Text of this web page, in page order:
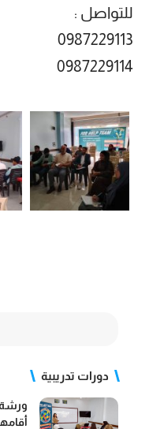
للتواصل :
0987229113
0987229114
دورات تدريبية
ورشة
أقامها